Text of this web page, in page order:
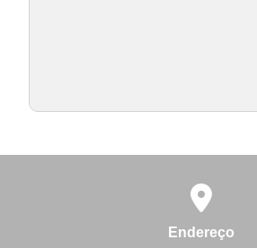
Endereço